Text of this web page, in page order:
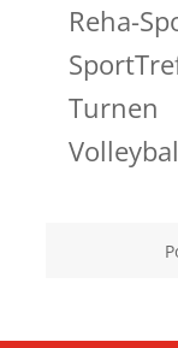
Reha-
Turnen